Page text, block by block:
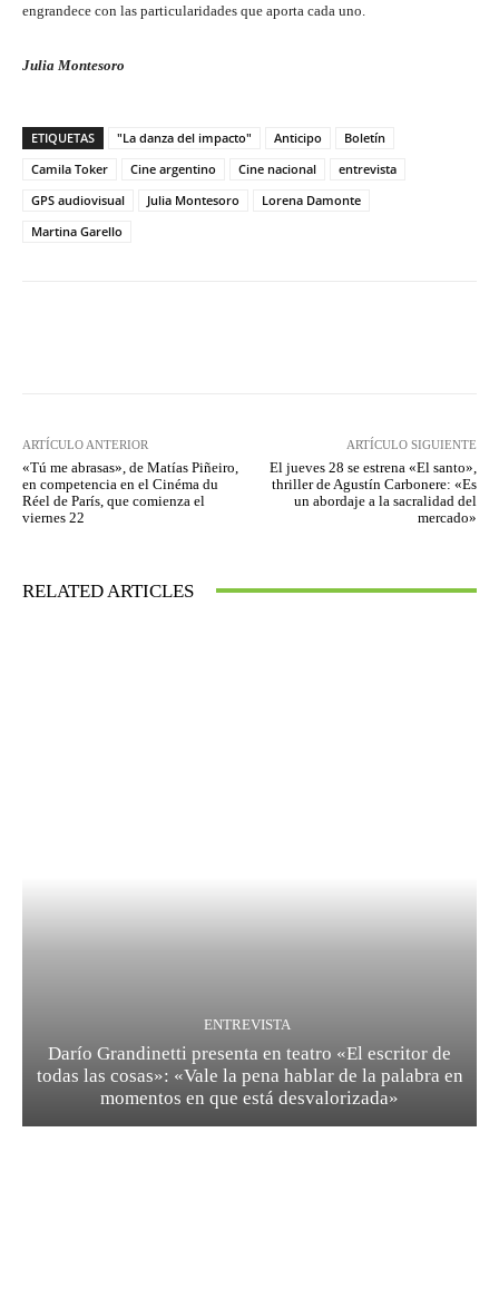
engrandece con las particularidades que aporta cada uno.
Julia Montesoro
ETIQUETAS "La danza del impacto" Anticipo
Boletín
Camila Toker
Cine argentino Cine nacional
entrevista
GPS audiovisual
Julia Montesoro
Lorena Damonte
Martina Garello
ARTÍCULO ANTERIOR
«Tú me abrasas», de Matías Piñeiro,
en competencia en el Cinéma du
Réel de París, que comienza el
viernes 22
ARTÍCULO SIGUIENTE
El jueves 28 se estrena «El santo»,
thriller de Agustín Carbonere: «Es
un abordaje a la sacralidad del
mercado»
RELATED ARTICLES
ENTREVISTA
Darío Grandinetti presenta en teatro «El escritor de
todas las cosas»: «Vale la pena hablar de la palabra en
momentos en que está desvalorizada»